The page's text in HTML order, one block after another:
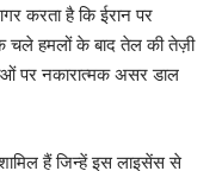
करता है कि ईरान पर
चले हमलों के बाद तेल की तेज़ी
पर नकारात्मक असर डाल
शामिल हैं जिन्हें इस लाइसेंस से